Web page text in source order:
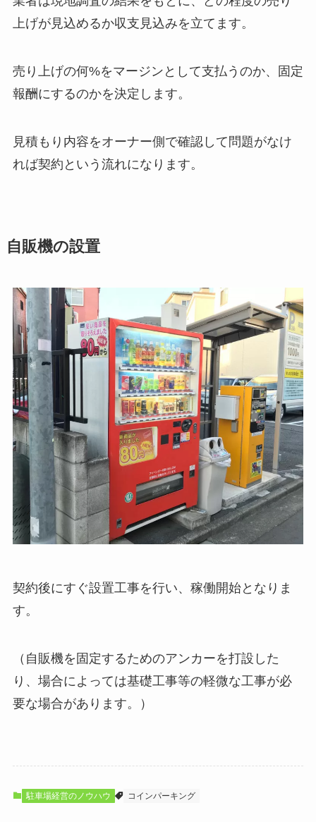
上げが見込めるか収支見込みを立てます。
売り上げの何%をマージンとして支払うのか、固定
報酬にするのかを決定します。
見積もり内容をオーナー側で確認して問題がなけ
れば契約という流れになります。
自販機の設置
契約後にすぐ設置工事を行い、稼働開始となりま
す。
（自販機を固定するためのアンカーを打設した
り、場合によっては基礎工事等の軽微な工事が必
要な場合があります。）
駐車場経営のノウハウ コインパーキング